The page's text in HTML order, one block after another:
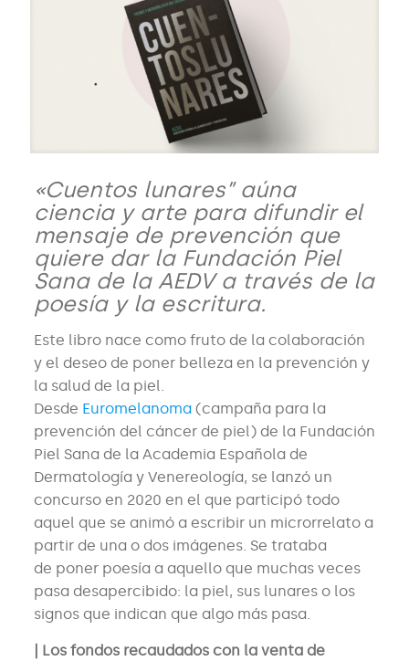
«Cuentos lunares” aúna
ciencia y arte para difundir el
mensaje de prevención que
quiere dar la Fundación Piel
Sana de la AEDV a través de la
poesía y la escritura.
Este libro nace como fruto de la colaboración
y el deseo de poner belleza en la prevención y
la salud de la piel.
Desde Euromelanoma(campaña para la
prevención del cáncer de piel) de la Fundación
Piel Sana de la Academia Española de
Dermatología y Venereología, se lanzó un
concurso en 2020 en el que participó todo
aquel que se animó a escribir un microrrelato a
partir de una o dos imágenes. Se trataba
de poner poesía a aquello que muchas veces
pasa desapercibido: la piel, sus lunares o los
signos que indican que algo más pasa.
| Los fondos recaudados con la venta de